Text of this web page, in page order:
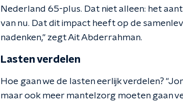
Nederland 65-plus. Dat niet alleen: het
van nu. Dat dit impact heeft op de
nadenken," zegt Ait Abderrahman.
Lasten verdelen
Hoe gaan we de lasten eerlijk verdelen?
maar ook meer mantelzorg moeten gaan